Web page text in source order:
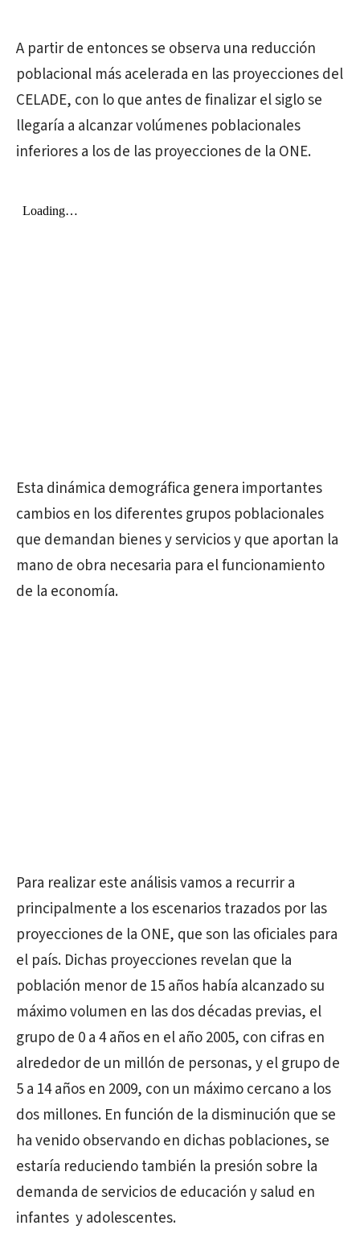
A partir de entonces se observa una reducción
poblacional más acelerada en las proyecciones del
CELADE, con lo que antes de finalizar el siglo se
llegaría a alcanzar volúmenes poblacionales
inferiores a los de las proyecciones de la ONE.
Esta dinámica demográfica genera importantes
cambios en los diferentes grupos poblacionales
que demandan bienes y servicios y que aportan la
mano de obra necesaria para el funcionamiento
de la economía.
Para realizar este análisis vamos a recurrir a
principalmente a los escenarios trazados por las
proyecciones de la ONE, que son las oficiales para
el país. Dichas proyecciones revelan que la
población menor de 15 años había alcanzado su
máximo volumen en las dos décadas previas, el
grupo de 0 a 4 años en el año 2005, con cifras en
alrededor de un millón de personas, y el grupo de
5 a 14 años en 2009, con un máximo cercano a los
dos millones. En función de la disminución que se
ha venido observando en dichas poblaciones, se
estaría reduciendo también la presión sobre la
demanda de servicios de educación y salud en
infantes y adolescentes.